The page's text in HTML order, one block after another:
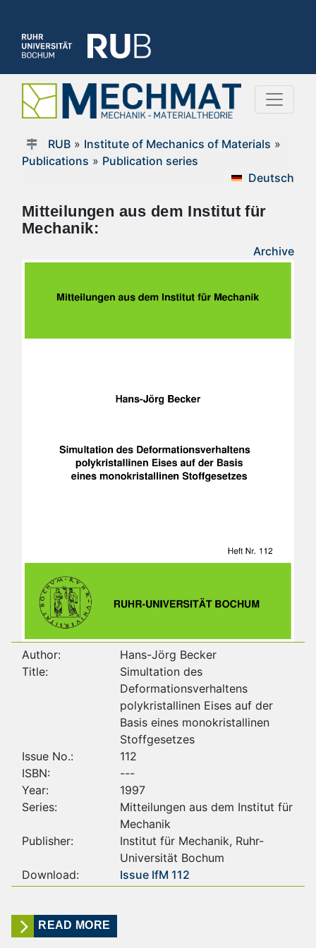
RUB» Institute of Mechanics of Materials »
Publications » Publication series
Deutsch
Mitteilungen aus dem Institut für
Mechanik:
Archive
Author:
Hans-Jörg Becker
Title:
Simultation des
Deformationsverhaltens
polykristallinen Eises auf der
Basis eines monokristallinen
Stoffgesetzes
Issue No.:
112
ISBN:
---
Year:
1997
Series:
Mitteilungen aus dem Institut für
Mechanik
Publisher:
Institut für Mechanik, Ruhr-
Universität Bochum
Download:
Issue IfM 112
READ MORE